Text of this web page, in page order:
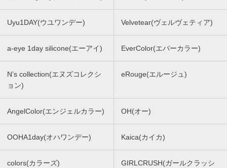
Uyu1DAY(ウユワンデー) Velvetear(ヴェルヴェティア)
a-eye 1day silicone(エーアイ) EverColor(エバーカラー)
N’s collection(エヌズコレクシ
ョン)
eRouge(エルージュ)
AngelColor(エンジェルカラー) OH(オー)
OOHA1day(オハワンデー) Kaica(カイカ)
colors(カラーズ)
GIRLCRUSH(ガールクラッシ